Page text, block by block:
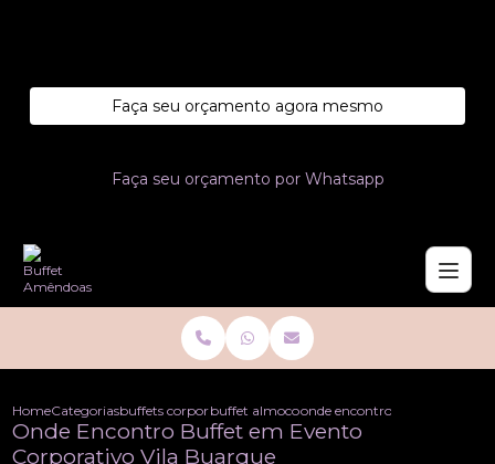
Faça seu orçamento agora mesmo
Faça seu orçamento por Whatsapp
HomeCategoriasbuffets corporativobuffet almoco corporativoonde encontro buffet em
Onde Encontro Buffet em Evento
Corporativo Vila Buarque